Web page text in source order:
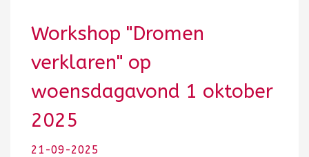
Workshop "Dromen
verklaren" op
woensdagavond 1 oktober
2025
21-09-2025